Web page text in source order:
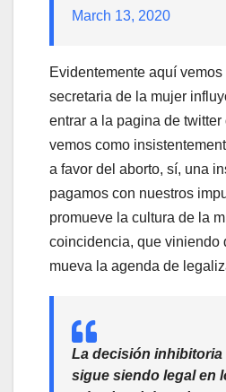
March 13, 2020
Evidentemente aquí
secretaria de la mujer
entrar a la pagina de twitter
vemos como
a favor del aborto, sí, una
pagamos con nuestros
promueve la cultura de la
coincidencia, que viniendo
mueva la agenda de
La decisión inhibitoria
sigue siendo legal en